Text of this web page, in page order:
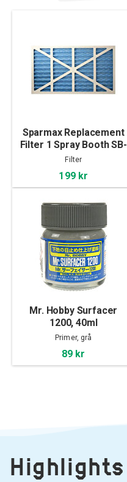
Sparmax Replacement
Filter 1 Spray Booth SB-
88
Filter
199 kr
Mr. Hobby Surfacer
1200, 40ml
Primer, grå
89 kr
Highlights